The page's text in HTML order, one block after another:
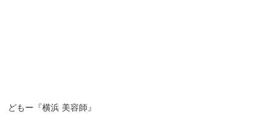
どもー『横浜 美容師』